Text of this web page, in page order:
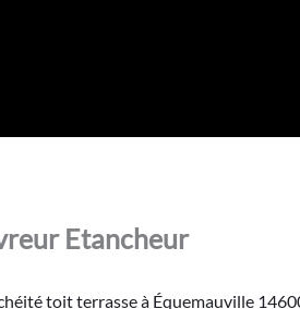
Etancheur
toit terrasse à Équemauville